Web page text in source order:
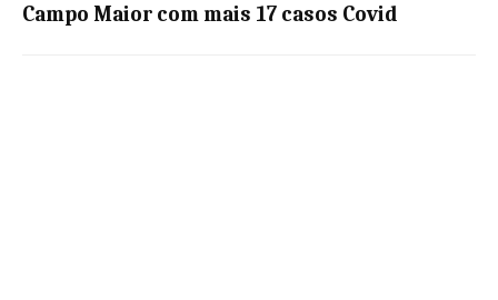
Campo Maior com mais 17 casos Covid